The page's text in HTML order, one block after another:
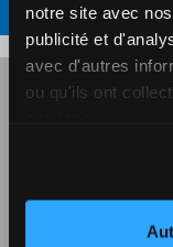
notre site avec
publicité et
avec d'autres
ou qu'ils ont